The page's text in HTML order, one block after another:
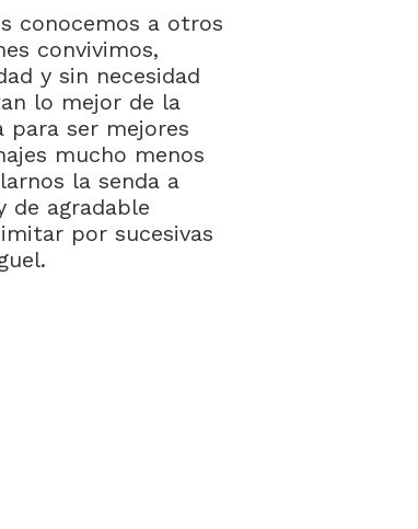
conocemos a otros
convivimos,
y sin necesidad
lo mejor de la
para ser mejores
mucho menos
la senda a
de agradable
por sucesivas